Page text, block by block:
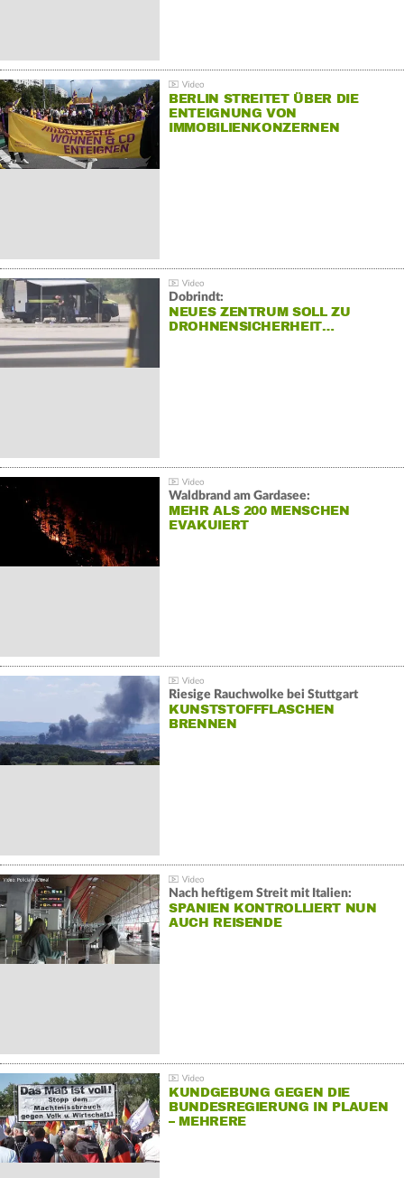
BERLIN STREITET ÜBER DIE
ENTEIGNUNG VON
IMMOBILIENKONZERNEN
Dobrindt:
NEUES ZENTRUM SOLL ZU
DROHNENSICHERHEIT…
Waldbrand am Gardasee:
MEHR ALS 200 MENSCHEN
EVAKUIERT
Riesige Rauchwolke bei Stuttgart
KUNSTSTOFFFLASCHEN
BRENNEN
Nach heftigem Streit mit Italien:
SPANIEN KONTROLLIERT NUN
AUCH REISENDE
KUNDGEBUNG GEGEN DIE
BUNDESREGIERUNG IN PLAUEN
– MEHRERE